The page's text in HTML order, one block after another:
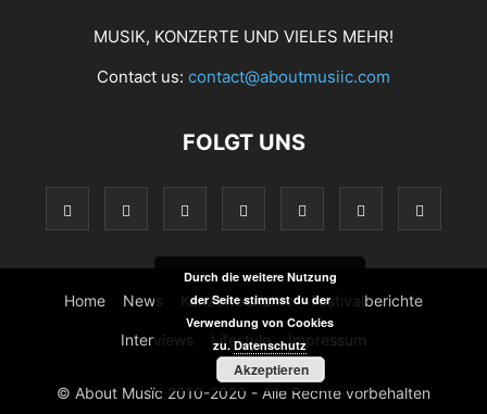
MUSIK, KONZERTE UND VIELES MEHR!
Contact us: contact@aboutmusiic.com
FOLGT UNS
Home News Konzertberichte Festivalberichte
Interviews Lifestyle Impressum
© About Musïc 2010-2020 - Alle Rechte vorbehalten
Durch die weitere Nutzung
der Seite stimmst du der
Verwendung von Cookies
zu.Datenschutz
Akzeptieren